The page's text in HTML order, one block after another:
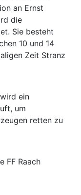
an Ernst
die
Sie besteht
10 und 14
Zeit Stranz
ein
um
retten zu
FF Raach